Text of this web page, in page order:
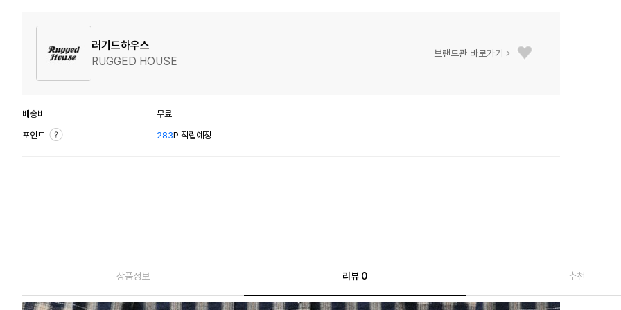
러기드하우스
RUGGED HOUSE
브랜드관 바로가기
배송비 무료
포인트 283P 적립예정
상품정보 리뷰 0 추천